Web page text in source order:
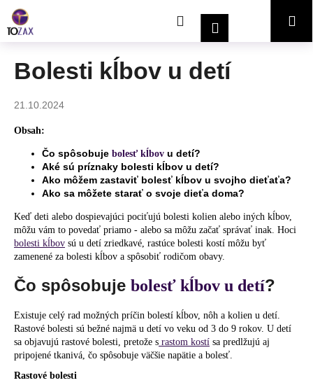
obsah
HľadaťPrihlásenieNákupný
Bolesti kĺbov u detí
21.10.2024
Obsah:
Čo spôsobuje bolesť kĺbov u detí?
Aké sú príznaky bolesti kĺbov u detí?
Ako môžem zastaviť bolesť kĺbov u svojho dieťaťa?
Ako sa môžete starať o svoje dieťa doma?
Keď deti alebo dospievajúci pociťujú bolesti kolien alebo iných kĺbov,
môžu vám to povedať priamo - alebo sa môžu začať správať inak. Hoci
bolesti kĺbov sú u detí zriedkavé, rastúce bolesti kostí môžu byť
zamenené za bolesti kĺbov a spôsobiť rodičom obavy.
Čo spôsobuje bolesť kĺbov u detí?
Existuje celý rad možných príčin bolestí kĺbov, nôh a kolien u detí.
Rastové bolesti sú bežné najmä u detí vo veku od 3 do 9 rokov. U detí
sa objavujú rastové bolesti, pretože s rastom kostí sa predlžujú aj
pripojené tkanivá, čo spôsobuje väčšie napätie a bolesť.
Rastové bolesti
o
Č
p
o
u
j
e
t
e
n
á
j
s